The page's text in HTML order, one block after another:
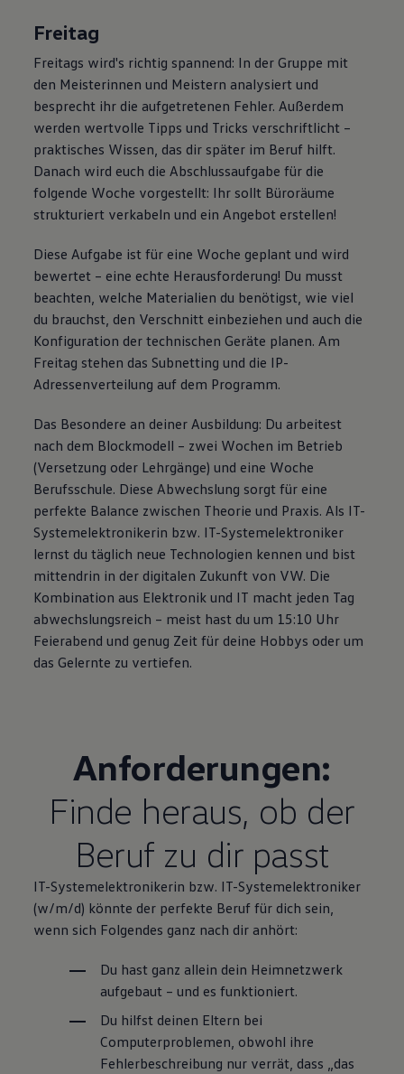
Freitag
Freitags wird's richtig spannend: In der Gruppe mit
den Meisterinnen und Meistern analysiert und
besprecht ihr die aufgetretenen Fehler. Außerdem
werden wertvolle Tipps und Tricks verschriftlicht –
praktisches Wissen, das dir später im Beruf hilft.
Danach wird euch die Abschlussaufgabe für die
folgende Woche vorgestellt: Ihr sollt Büroräume
strukturiert verkabeln und ein Angebot erstellen!
Diese Aufgabe ist für eine Woche geplant und wird
bewertet – eine echte Herausforderung! Du musst
beachten, welche Materialien du benötigst, wie viel
du brauchst, den Verschnitt einbeziehen und auch die
Konfiguration der technischen Geräte planen. Am
Freitag stehen das Subnetting und die IP-
Adressenverteilung auf dem Programm.
Das Besondere an deiner Ausbildung: Du arbeitest
nach dem Blockmodell – zwei Wochen im Betrieb
(Versetzung oder Lehrgänge) und eine Woche
Berufsschule. Diese Abwechslung sorgt für eine
perfekte Balance zwischen Theorie und Praxis. Als IT-
Systemelektronikerin bzw. IT-System­elektroniker
lernst du täglich neue Technologien kennen und bist
mittendrin in der digitalen Zukunft von VW. Die
Kombination aus Elektronik und IT macht jeden Tag
abwechslungsreich – meist hast du um 15:10 Uhr
Feierabend und genug Zeit für deine Hobbys oder um
das Gelernte zu vertiefen.
Anforderungen:
Finde heraus, ob der
Beruf zu dir passt
IT-Systemelektronikerin bzw. IT-System­elektroniker
(w/m/d) könnte der perfekte Beruf für dich sein,
wenn sich Folgendes ganz nach dir anhört:
Du hast ganz allein dein Heimnetzwerk
aufgebaut – und es funktioniert.
Du hilfst deinen Eltern bei
Computerproblemen, obwohl ihre
Fehlerbeschreibung nur verrät, dass „das